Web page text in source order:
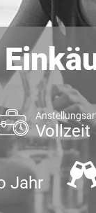
Vollzeit
Jahr